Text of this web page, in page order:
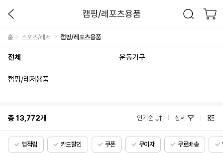
캠핑/레포츠용품
홈 스포츠/레저 캠핑/레포츠용품
전체 운동기구
캠핑/레저용품
총13,772개 인기순 상세
앱적립 카드할인 쿠폰 무이자 무료배송